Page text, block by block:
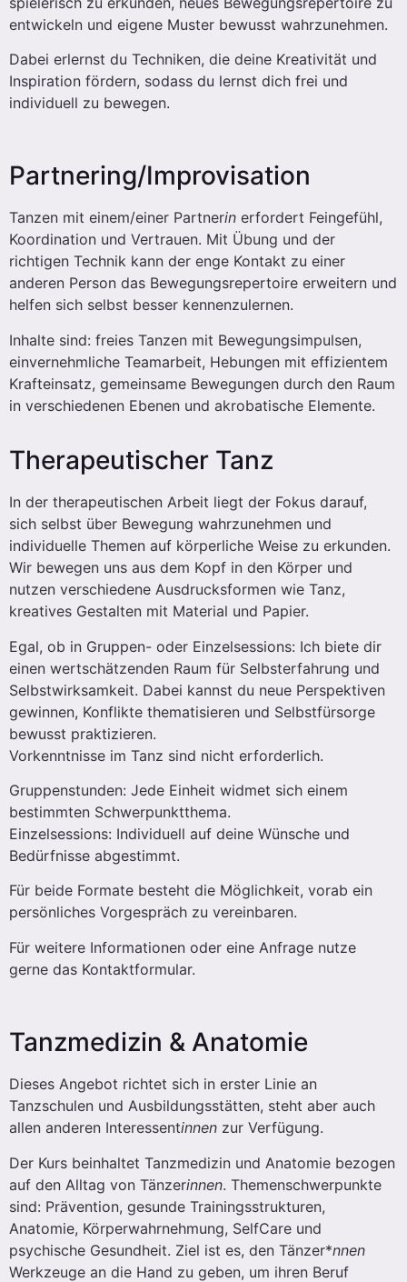
entwickeln und eigene Muster bewusst wahrzunehmen.
Dabei erlernst du Techniken, die deine Kreativität und
Inspiration fördern, sodass du lernst dich frei und
individuell zu bewegen.
Partnering/Improvisation
Tanzen mit einem/einer Partnerin erfordert Feingefühl,
Koordination und Vertrauen. Mit Übung und der
richtigen Technik kann der enge Kontakt zu einer
anderen Person das Bewegungsrepertoire erweitern und
helfen sich selbst besser kennenzulernen.
Inhalte sind: freies Tanzen mit Bewegungsimpulsen,
einvernehmliche Teamarbeit, Hebungen mit effizientem
Krafteinsatz, gemeinsame Bewegungen durch den Raum
in verschiedenen Ebenen und akrobatische Elemente.
Therapeutischer Tanz
In der therapeutischen Arbeit liegt der Fokus darauf,
sich selbst über Bewegung wahrzunehmen und
individuelle Themen auf körperliche Weise zu erkunden.
Wir bewegen uns aus dem Kopf in den Körper und
nutzen verschiedene Ausdrucksformen wie Tanz,
kreatives Gestalten mit Material und Papier.
Egal, ob in Gruppen- oder Einzelsessions: Ich biete dir
einen wertschätzenden Raum für Selbsterfahrung und
Selbstwirksamkeit. Dabei kannst du neue Perspektiven
gewinnen, Konflikte thematisieren und Selbstfürsorge
bewusst praktizieren.
Vorkenntnisse im Tanz sind nicht erforderlich.
Gruppenstunden: Jede Einheit widmet sich einem
bestimmten Schwerpunktthema.
Einzelsessions: Individuell auf deine Wünsche und
Bedürfnisse abgestimmt.
Für beide Formate besteht die Möglichkeit, vorab ein
persönliches Vorgespräch zu vereinbaren.
Für weitere Informationen oder eine Anfrage nutze
gerne das Kontaktformular.
Tanzmedizin & Anatomie
Dieses Angebot richtet sich in erster Linie an
Tanzschulen und Ausbildungsstätten, steht aber auch
allen anderen Interessentinnen zur Verfügung.
Der Kurs beinhaltet Tanzmedizin und Anatomie bezogen
auf den Alltag von Tänzerinnen. Themenschwerpunkte
sind: Prävention, gesunde Trainingsstrukturen,
Anatomie, Körperwahrnehmung, SelfCare und
psychische Gesundheit. Ziel ist es, den Tänzer*nnen
Werkzeuge an die Hand zu geben, um ihren Beruf